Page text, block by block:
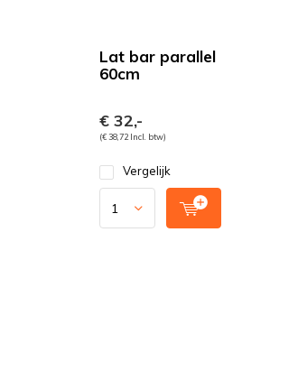
Lat bar parallel
60cm
€ 32,-
(€ 38,72 Incl. btw)
Vergelijk